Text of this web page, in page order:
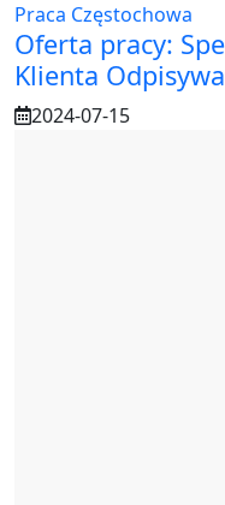
Praca Częstochowa
Oferta pracy:
Klienta
2024-07-15